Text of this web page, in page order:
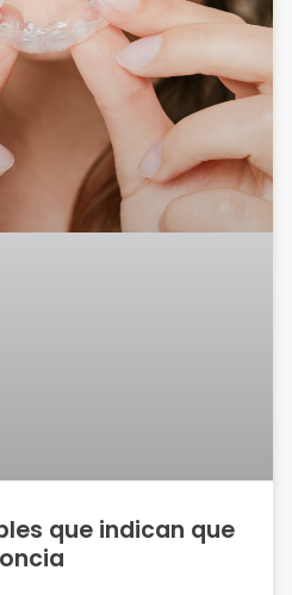
que indican que